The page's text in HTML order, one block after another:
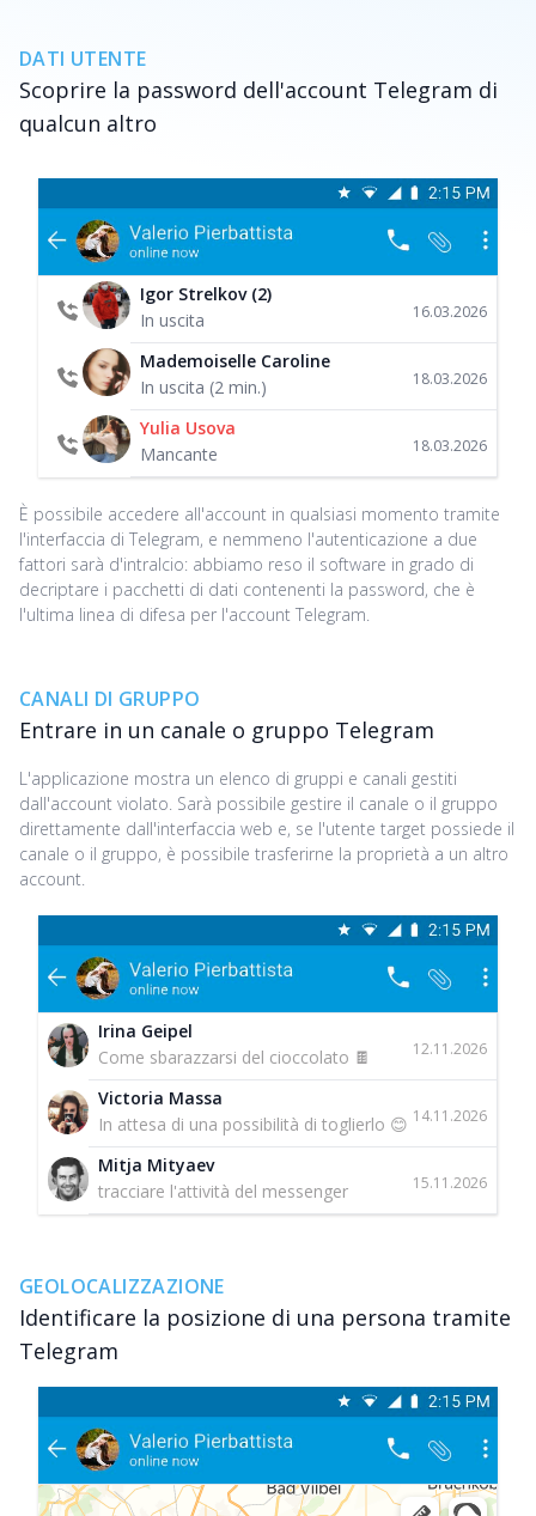
DATI UTENTE
Scoprire la password dell'account Telegram di
qualcun altro
Igor Strelkov (2)
16.03.2026
In uscita
Mademoiselle Caroline
18.03.2026
In uscita (2 min.)
Yulia Usova
18.03.2026
Mancante
È possibile accedere all'account in qualsiasi momento tramite
l'interfaccia di Telegram, e nemmeno l'autenticazione a due
fattori sarà d'intralcio: abbiamo reso il software in grado di
decriptare i pacchetti di dati contenenti la password, che è
l'ultima linea di difesa per l'account Telegram.
CANALI DI GRUPPO
Entrare in un canale o gruppo Telegram
L'applicazione mostra un elenco di gruppi e canali gestiti
dall'account violato. Sarà possibile gestire il canale o il gruppo
direttamente dall'interfaccia web e, se l'utente target possiede il
canale o il gruppo, è possibile trasferirne la proprietà a un altro
account.
Irina Geipel
12.11.2026
Come sbarazzarsi del cioccolato 🍫
Victoria Massa
14.11.2026
In attesa di una possibilità di toglierlo 😊
Mitja Mityaev
15.11.2026
tracciare l'attività del messenger
GEOLOCALIZZAZIONE
Identificare la posizione di una persona tramite
Telegram